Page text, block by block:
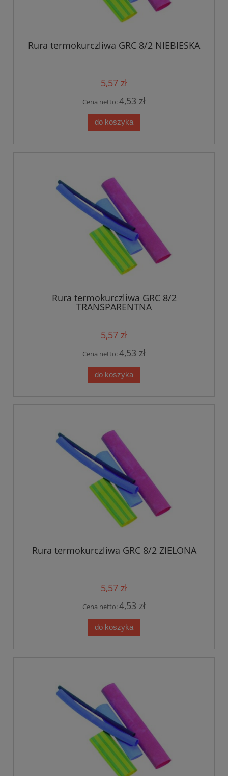
Rura termokurczliwa GRC 8/2 NIEBIESKA
5,57 zł
Cena netto:4,53 zł
do koszyka
Rura termokurczliwa GRC 8/2
TRANSPARENTNA
5,57 zł
Cena netto:4,53 zł
do koszyka
Rura termokurczliwa GRC 8/2 ZIELONA
5,57 zł
Cena netto:4,53 zł
do koszyka